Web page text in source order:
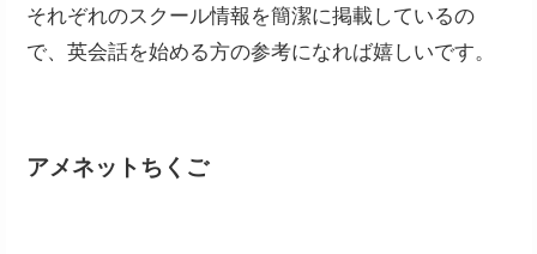
それぞれのスクール情報を簡潔に掲載しているの
で、英会話を始める方の参考になれば嬉しいです。
アメネットちくご